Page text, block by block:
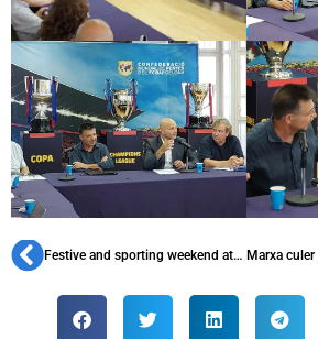
Festive and sporting weekend at PB Lleó de Dues Cues